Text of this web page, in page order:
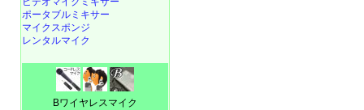
ポータブルミキサー
マイクスポンジ
レンタルマイク
Bワイヤレスマイク